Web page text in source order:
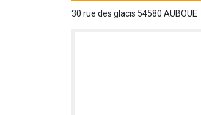
30 rue des glacis 54580 AUBOUE